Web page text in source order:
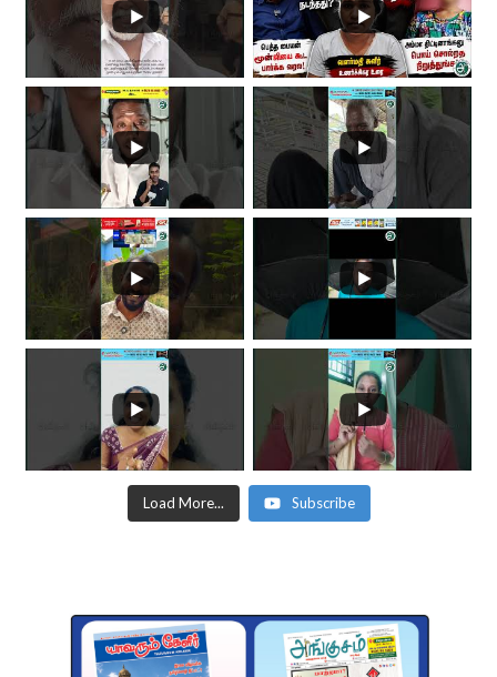
Load More... Subscribe